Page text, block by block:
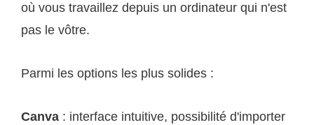
où vous travaillez depuis un ordinateur qui n'est
pas le vôtre.
Parmi les options les plus solides :
Canva : interface intuitive, possibilité d'importer